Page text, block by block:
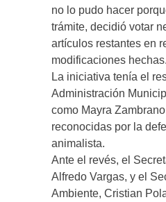
no lo pudo hacer
trámite, decidió votar
artículos restantes en
modificaciones hechas.
La iniciativa tenía el
Administración
como Mayra
reconocidas por la
animalista.
Ante el revés, el
Alfredo Vargas, y el
Ambiente, Cristian